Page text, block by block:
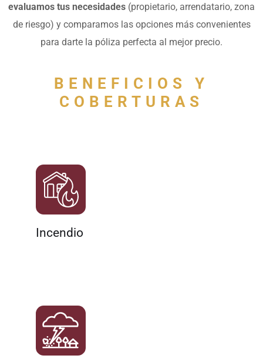
evaluamos tus necesidades (propietario, arrendatario, zona
de riesgo) y comparamos las opciones más convenientes
para darte la póliza perfecta al mejor precio.
BENEFICIOS Y
COBERTURAS
Incendio